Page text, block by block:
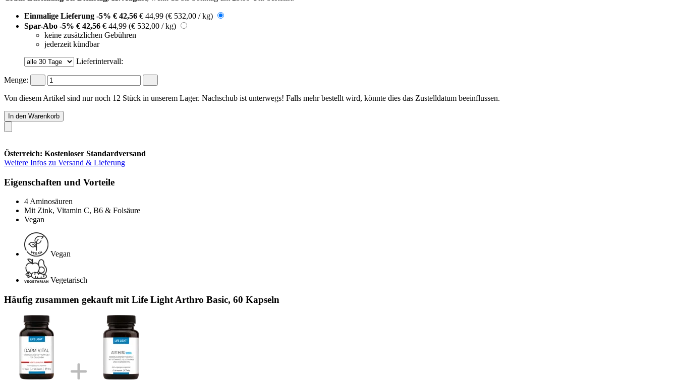
Einmalige Lieferung -5% € 42,56 € 44,99 (€ 532,00 / kg)
Spar-Abo -5% € 42,56 € 44,99 (€ 532,00 / kg)
keine zusätzlichen Gebühren
jederzeit kündbar
Lieferintervall:
Menge:
Von diesem Artikel sind nur noch 12 Stück in unserem Lager. Nachschub ist unterwegs! Falls mehr bestellt wird, könnte dies das Zustelldatum beeinflussen.
In den Warenkorb
Österreich: Kostenloser Standardversand
Weitere Infos zu Versand & Lieferung
Eigenschaften und Vorteile
4 Aminosäuren
Mit Zink, Vitamin C, B6 & Folsäure
Vegan
Vegan
Vegetarisch
Häufig zusammen gekauft mit Life Light Arthro Basic, 60 Kapseln